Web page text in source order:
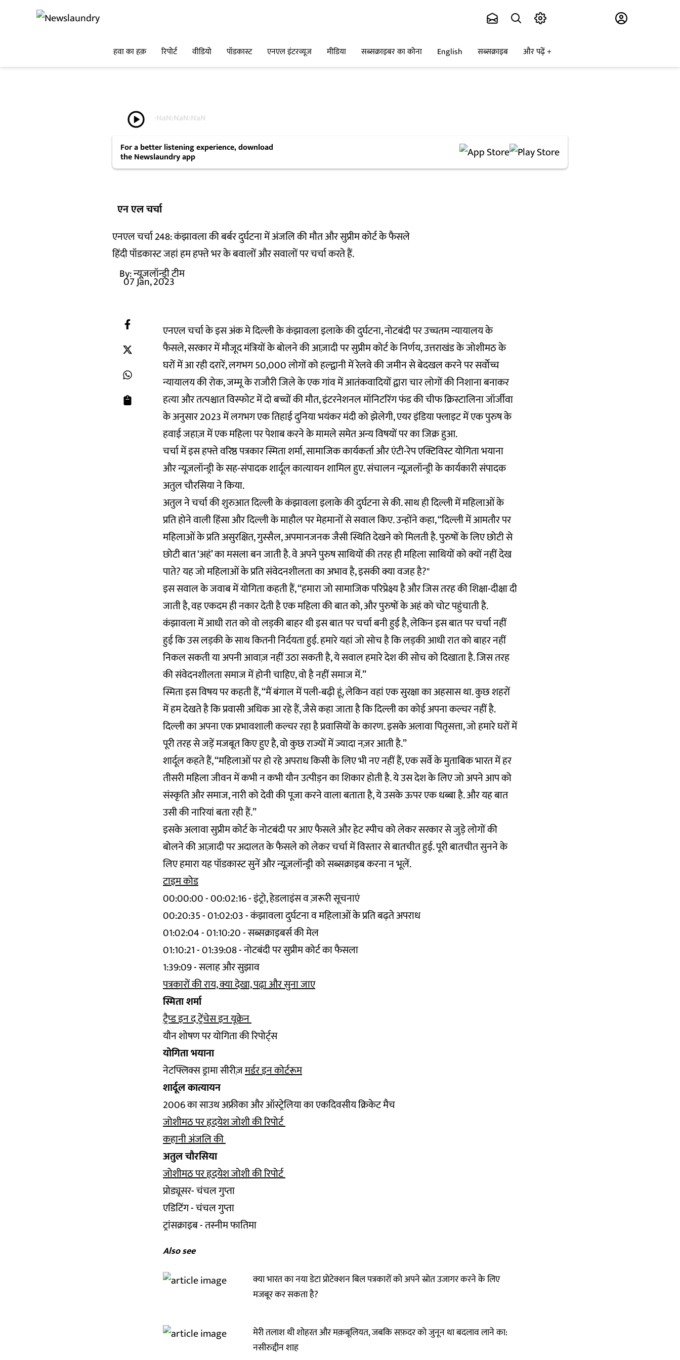
हवा का हक़ रिपोर्ट वीडियो पॉडकास्ट एनएल इंटरव्यूज मीडिया सब्सक्राइबर का कोना English सब्सक्राइब और पढ़ें
play_circle -NaN:NaN:NaN
For a better listening experience, download
the Newslaundry app
एन एल चर्चा
एनएल चर्चा 248: कंझावला की बर्बर दुर्घटना में अंजलि की मौत और सुप्रीम कोर्ट के फैसले
हिंदी पॉडकास्ट जहां हम हफ्ते भर के बवालों और सवालों पर चर्चा करते हैं.
By:न्यूज़लॉन्ड्री टीम
07 Jan, 2023
एनएल चर्चा के इस अंक मे दिल्ली के कंझावला इलाके की दुर्घटना, नोटबंदी पर उच्चतम न्यायालय के
फैसले, सरकार में मौजूद मंत्रियों के बोलने की आज़ादी पर सुप्रीम कोर्ट के निर्णय, उत्तराखंड के जोशीमठ के
घरों में आ रही दरारें, लगभग 50,000 लोगों को हल्द्वानी में रेलवे की जमीन से बेदखल करने पर सर्वोच्च
न्यायालय की रोक, जम्मू के राजौरी जिले के एक गांव में आतंकवादियों द्वारा चार लोगों की निशाना बनाकर
हत्या और तत्पश्चात विस्फोट में दो बच्चों की मौत, इंटरनेशनल मॉनिटरिंग फंड की चीफ क्रिस्टालिना जॉर्जीवा
के अनुसार 2023 में लगभग एक तिहाई दुनिया भयंकर मंदी को झेलेगी, एयर इंडिया फ्लाइट में एक पुरुष के
हवाई जहाज़ में एक महिला पर पेशाब करने के मामले समेत अन्य विषयों पर का जिक्र हुआ.
चर्चा में इस हफ्ते वरिष्ठ पत्रकार स्मिता शर्मा, सामाजिक कार्यकर्ता और एंटी-रेप एक्टिविस्ट योगिता भयाना
और न्यूज़लॉन्ड्री के सह-संपादक शार्दूल कात्यायन शामिल हुए. संचालन न्यूज़लॉन्ड्री के कार्यकारी संपादक
अतुल चौरसिया ने किया.
अतुल ने चर्चा की शुरुआत दिल्ली के कंझावला इलाके की दुर्घटना से की. साथ ही दिल्ली में महिलाओं के
प्रति होने वाली हिंसा और दिल्ली के माहौल पर मेहमानों से सवाल किए. उन्होंने कहा, “दिल्ली में आमतौर पर
महिलाओं के प्रति असुरक्षित, गुस्सैल, अपमानजनक जैसी स्थिति देखने को मिलती है. पुरुषों के लिए छोटी से
छोटी बात ‘अहं’ का मसला बन जाती है. वे अपने पुरुष साथियों की तरह ही महिला साथियों को क्यों नहीं देख
पाते? यह जो महिलाओं के प्रति संवेदनशीलता का अभाव है, इसकी क्या वजह है?"
इस सवाल के जवाब में योगिता कहती हैं, “हमारा जो सामाजिक परिप्रेक्ष्य है और जिस तरह की शिक्षा-दीक्षा दी
जाती है, वह एकदम ही नकार देती है एक महिला की बात को, और पुरुषों के अहं को चोट पहुंचाती है.
कंझावला में आधी रात को वो लड़की बाहर थी इस बात पर चर्चा बनी हुई है, लेकिन इस बात पर चर्चा नहीं
हुई कि उस लड़की के साथ कितनी निर्दयता हुई. हमारे यहां जो सोच है कि लड़की आधी रात को बाहर नहीं
निकल सकती या अपनी आवाज़ नहीं उठा सकती है, ये सवाल हमारे देश की सोच को दिखाता है. जिस तरह
की संवेदनशीलता समाज में होनी चाहिए, वो है नहीं समाज में.”
स्मिता इस विषय पर कहती हैं, “मैं बंगाल में पली-बढ़ी हूं, लेकिन वहां एक सुरक्षा का अहसास था. कुछ शहरों
में हम देखते है कि प्रवासी अधिक आ रहे हैं, जैसे कहा जाता है कि दिल्ली का कोई अपना कल्चर नहीं है.
दिल्ली का अपना एक प्रभावशाली कल्चर रहा है प्रवासियों के कारण. इसके अलावा पितृसत्ता, जो हमारे घरों में
पूरी तरह से जड़ें मजबूत किए हुए है, वो कुछ राज्यों में ज्यादा नज़र आती है.”
शार्दूल कहते हैं, “महिलाओं पर हो रहे अपराध किसी के लिए भी नए नहीं हैं, एक सर्वे के मुताबिक भारत में हर
तीसरी महिला जीवन में कभी न कभी यौन उत्पीड़न का शिकार होती है. ये उस देश के लिए जो अपने आप को
संस्कृति और समाज, नारी को देवी की पूजा करने वाला बताता है, ये उसके ऊपर एक धब्बा है. और यह बात
उसी की नारियां बता रही हैं.”
इसके अलावा सुप्रीम कोर्ट के नोटबंदी पर आए फैसले और हेट स्पीच को लेकर सरकार से जुड़े लोगों की
बोलने की आज़ादी पर अदालत के फैसले को लेकर चर्चा में विस्तार से बातचीत हुई. पूरी बातचीत सुनने के
लिए हमारा यह पॉडकास्ट सुनें और न्यूज़लॉन्ड्री को सब्सक्राइब करना न भूलें.
टाइम कोड
00:00:00 - 00:02:16 - इंट्रो, हेडलाइंस व ज़रूरी सूचनाएं
00:20:35 - 01:02:03 - कंझावला दुर्घटना व महिलाओं के प्रति बढ़ते अपराध
01:02:04 - 01:10:20 - सब्सक्राइबर्स की मेल
01:10:21 - 01:39:08 - नोटबंदी पर सुप्रीम कोर्ट का फैसला
1:39:09 - सलाह और सुझाव
पत्रकारों की राय, क्या देखा, पढ़ा और सुना जाए
स्मिता शर्मा
ट्रैप्ड इन द ट्रेंचेस इन यूक्रेन
यौन शोषण पर योगिता की रिपोर्ट्स
योगिता भयाना
नेटफ्लिक्स ड्रामा सीरीज़मर्डर इन कोर्टरूम
शार्दूल कात्यायन
2006 का साउथ अफ्रीका और ऑस्ट्रेलिया का एकदिवसीय क्रिकेट मैच
जोशीमठ पर हृदयेश जोशी की रिपोर्ट
कहानी अंजलि की
अतुल चौरसिया
जोशीमठ पर हृदयेश जोशी की रिपोर्ट
प्रोड्यूसर- चंचल गुप्ता
एडिटिंग - चंचल गुप्ता
ट्रांसक्राइब - तस्नीम फातिमा
Also see
क्या भारत का नया डेटा प्रोटेक्शन बिल पत्रकारों को अपने स्रोत उजागर करने के लिए
मजबूर कर सकता है?
मेरी तलाश थी शोहरत और मक़बूलियत, जबकि सफ़दर को जुनून था बदलाव लाने का:
नसीरुद्दीन शाह